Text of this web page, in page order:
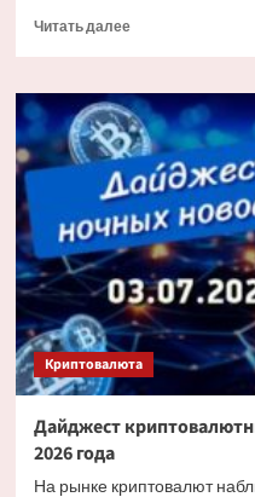
Читать далееПрочитать
«Россети»
заменят
более
6
тыс.
изоляторов
на
основных
энерготранзитах
Саратовской
области
Криптовалюта
Дайджест
2026 года
На рынке криптовалют